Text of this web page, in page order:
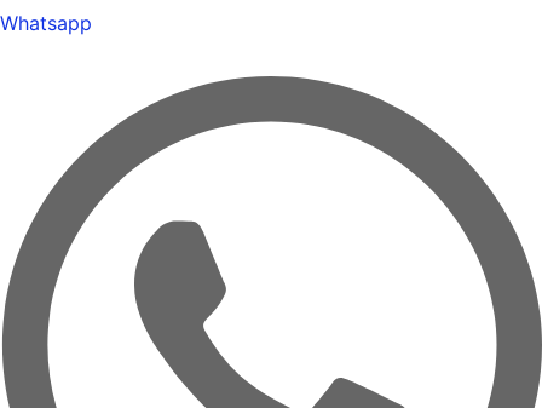
Whatsapp